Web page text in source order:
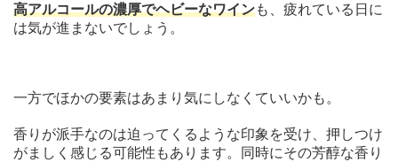
高アルコールの濃厚でヘビーなワインも、疲れている日に
は気が進まないでしょう。
一方でほかの要素はあまり気にしなくていいかも。
香りが派手なのは迫ってくるような印象を受け、押しつけ
がましく感じる可能性もあります。同時にその芳醇な香り